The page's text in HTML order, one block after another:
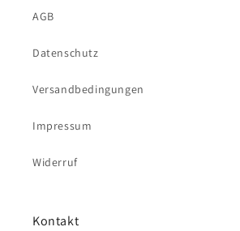
AGB
Datenschutz
Versandbedingungen
Impressum
Widerruf
Kontakt